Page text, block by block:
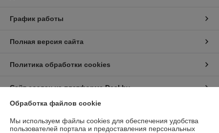
График работы
Полная версия сайта
Политика обработки cookies
Сайт создан на платформе Deal.by
Информация для покупателя
Обработка файлов cookie
Мы используем файлы cookies для обеспечения удобства
пользователей портала и предоставления персональных